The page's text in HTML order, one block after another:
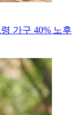
가구 40% 노후